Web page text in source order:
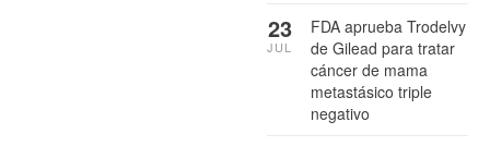
FDA aprueba Trodelvy
de Gilead para tratar
cáncer de mama
metastásico triple
negativo
23
JUL